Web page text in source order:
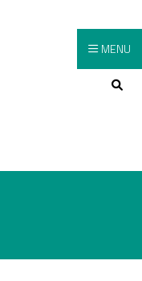
Hoofdmenu
MENU